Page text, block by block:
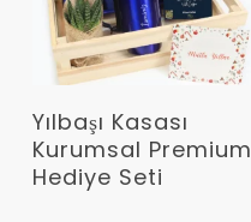
Devamını Oku
Yılbaşı Kasası
Kurumsal Premium
Hediye Seti